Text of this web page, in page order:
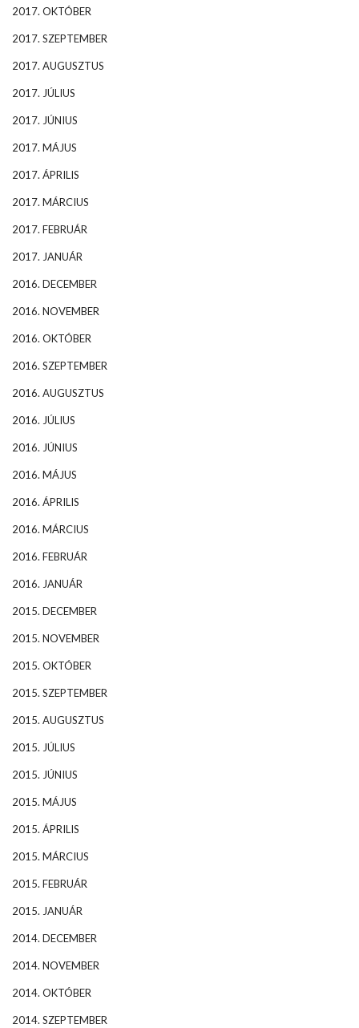
2017. OKTÓBER
2017. SZEPTEMBER
2017. AUGUSZTUS
2017. JÚLIUS
2017. JÚNIUS
2017. MÁJUS
2017. ÁPRILIS
2017. MÁRCIUS
2017. FEBRUÁR
2017. JANUÁR
2016. DECEMBER
2016. NOVEMBER
2016. OKTÓBER
2016. SZEPTEMBER
2016. AUGUSZTUS
2016. JÚLIUS
2016. JÚNIUS
2016. MÁJUS
2016. ÁPRILIS
2016. MÁRCIUS
2016. FEBRUÁR
2016. JANUÁR
2015. DECEMBER
2015. NOVEMBER
2015. OKTÓBER
2015. SZEPTEMBER
2015. AUGUSZTUS
2015. JÚLIUS
2015. JÚNIUS
2015. MÁJUS
2015. ÁPRILIS
2015. MÁRCIUS
2015. FEBRUÁR
2015. JANUÁR
2014. DECEMBER
2014. NOVEMBER
2014. OKTÓBER
2014. SZEPTEMBER